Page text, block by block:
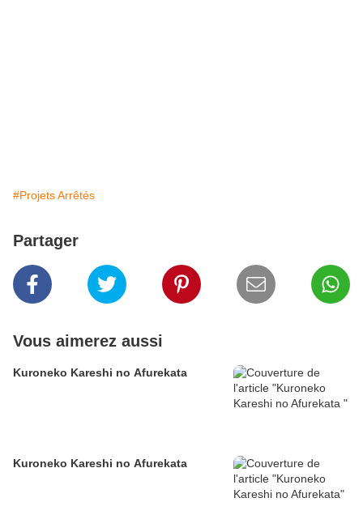
#Projets Arrêtés
Partager
Vous aimerez aussi
Kuroneko Kareshi no Afurekata
Kuroneko Kareshi no Afurekata